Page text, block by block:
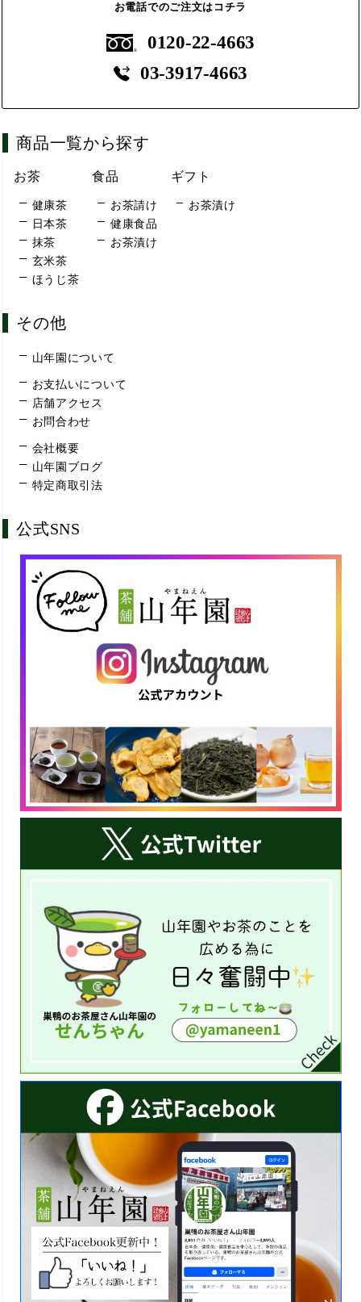
お電話でのご注文はコチラ
0120-22-4663
03-3917-4663
商品一覧から探す
お茶
健康茶
日本茶
抹茶
玄米茶
ほうじ茶
食品
お茶請け
健康食品
お茶漬け
ギフト
お茶漬け
その他
山年園について
お支払いについて
店舗アクセス
お問合わせ
会社概要
山年園ブログ
特定商取引法
公式SNS